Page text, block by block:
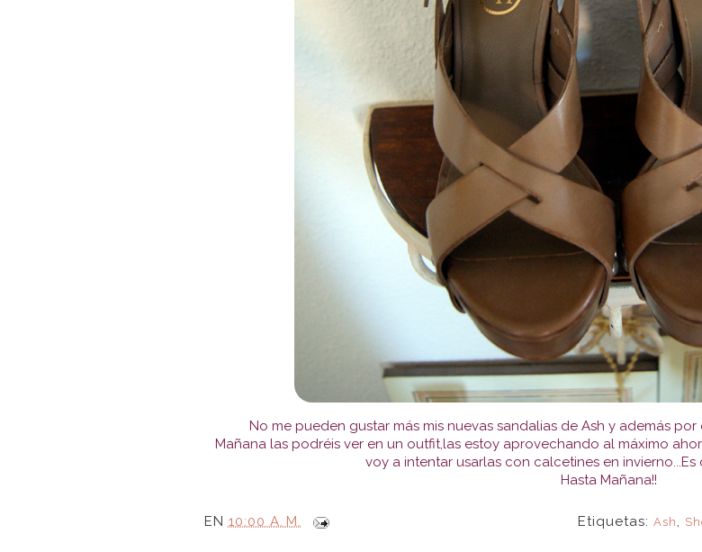
No me pueden gustar más mis nuevas sandalias de Ash y además
Mañana las podréis ver en un outfit,las estoy aprovechando al máximo
voy a intentar usarlas con calcetines en invierno...Es
Hasta Mañana!!
EN 10:00 A. M. Etiquetas: Ash ,